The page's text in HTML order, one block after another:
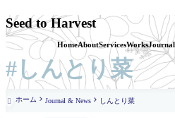
#しんとり菜
Seed to Harvest
HomeAboutServicesWorks
 ホーム Journal & News しんとり菜